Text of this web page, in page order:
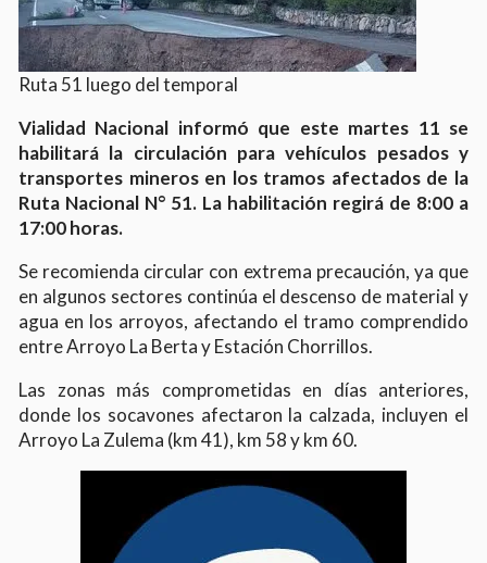
Ruta 51 luego del temporal
Vialidad Nacional informó que este martes 11 se
habilitará la circulación para vehículos pesados y
transportes mineros en los tramos afectados de la
Ruta Nacional N° 51. La habilitación regirá de 8:00 a
17:00 horas.
Se recomienda circular con extrema precaución, ya que
en algunos sectores continúa el descenso de material y
agua en los arroyos, afectando el tramo comprendido
entre Arroyo La Berta y Estación Chorrillos.
Las zonas más comprometidas en días anteriores,
donde los socavones afectaron la calzada, incluyen el
Arroyo La Zulema (km 41), km 58 y km 60.